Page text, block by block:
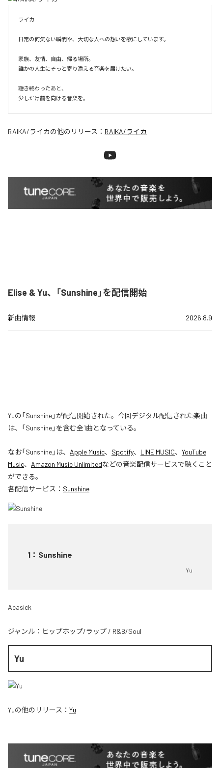
ライカ
日常の何気ない瞬間や、大切な人への想いを歌にしています。
家族、友情、自由、帰る場所。
誰かの人生にそっと寄り添える音楽を届けたい。
聴き終わったあと、
少しだけ前を向ける音楽を。
RAIKA/ライカの他のリリース： RAIKA/ライカ
Elise & Yu、「Sunshine」を配信開始
新曲情報 2026.8.9
Yuの「Sunshine」が配信開始された。今回デジタル配信された楽曲
は、「Sunshine」を含む全1曲となっている。
なお「Sunshine」は、 Apple Music、 Spotify、 LINE MUSIC、 YouTube
Music、 Amazon Music Unlimitedなどの音楽配信サービスで聴くこと
ができる。
各配信サービス： Sunshine
1 ： Sunshine
Yu
Acasick
ジャンル： ヒップホップ/ラップ / R&B/Soul
Yu
Yuの他のリリース： Yu